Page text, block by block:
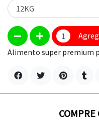
Alimento super premium
COMPRE